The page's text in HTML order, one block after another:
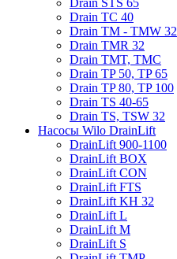
Drain TC 40
Drain TM - TMW 32
Drain TMR 32
Drain TMT, TMC
Drain TP 50, TP 65
Drain TP 80, TP 100
Drain TS 40-65
Drain TS, TSW 32
Насосы Wilo DrainLift
DrainLift 900-1100
DrainLift BOX
DrainLift CON
DrainLift FTS
DrainLift KH 32
DrainLift L
DrainLift M
DrainLift S